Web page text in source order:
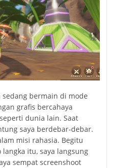
sedang bermain di mode
grafis bercahaya
dunia lain. Saat
saya berdebar-debar.
misi rahasia. Begitu
itu, saya langsung
sempat screenshoot